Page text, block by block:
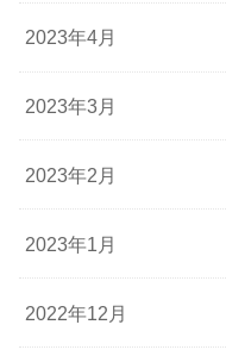
2023年4月
2023年3月
2023年2月
2023年1月
2022年12月